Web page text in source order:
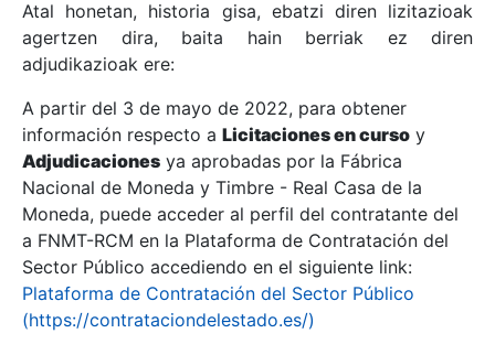
Erakutsi/Ezkutatu
Erakutsi/Ezkutatu
Erakutsi/Ezkutatu
Atal honetan, historia gisa, ebatzi diren lizitazioak
agertzen dira, baita hain berriak ez diren
adjudikazioak ere:
A partir del 3 de mayo de 2022, para obtener
información respecto a Licitaciones en curso y
Adjudicaciones ya aprobadas por la Fábrica
Nacional de Moneda y Timbre - Real Casa de la
Moneda, puede acceder al perfil del contratante del
a FNMT-RCM en la Plataforma de Contratación del
Sector Público accediendo en el siguiente link:
Plataforma de Contratación del Sector Público
(https://contrataciondelestado.es/)